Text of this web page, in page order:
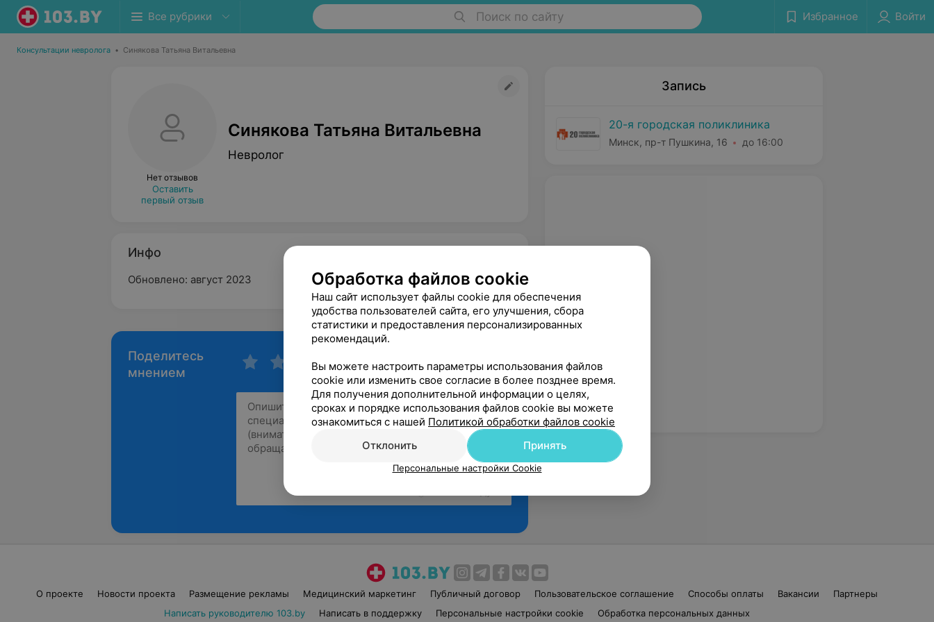
Все рубрики Поиск по сайту Избранное Войти
Консультации невролога • Синякова Татьяна Витальевна
Нет отзывов
Оставить
первый отзыв
Синякова Татьяна Витальевна
Невролог
Инфо
Обновлено: август 2023
Поделитесь
мнением
Запись
20-я городская поликлиника
Минск, пр-т Пушкина, 16 до 16:00
О проекте Новости проекта Размещение рекламы Медицинский маркетинг Публичный договор Пользовательское соглашение Способы оплаты Вакансии
Партнеры
Написать руководителю 103.by
Написать в поддержку Персональные настройки cookie Обработка персональных данных
Обработка файлов cookie
Наш сайт использует файлы cookie для обеспечения
удобства пользователей сайта, его улучшения, сбора
статистики и предоставления персонализированных
рекомендаций.
Вы можете настроить параметры использования файлов
cookie или изменить свое согласие в более позднее время.
Для получения дополнительной информации о целях,
сроках и порядке использования файлов cookie вы можете
ознакомиться с нашей Политикой обработки файлов cookie
Отклонить
Принять
Персональные настройки Cookie